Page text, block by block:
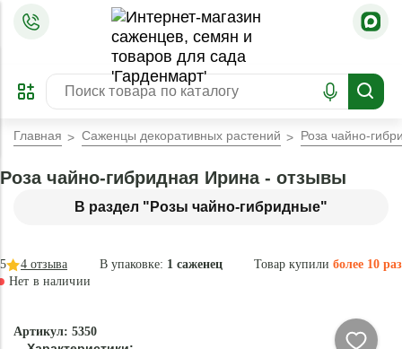
ПРЕДЗАКАЗ
ЗАБРОНИРОВАТЬ
ЛУЧШЕЕ
Главная Саженцы декоративных растений Роза чайно-
В раздел "Розы чайно-гибридные"
Роза чайно-гибридная Ирина - отзывы
В упаковке: 1 саженец Товар купили более 10 раз
5 4 отзыва
Нет в наличии
Артикул: 5350